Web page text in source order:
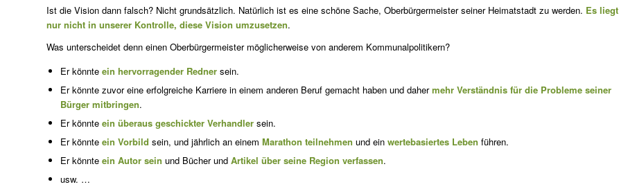
Ist die Vision dann falsch? Nicht grundsätzlich. Natürlich ist es eine schöne Sache, Oberbürgermeister seiner Heimatstadt zu werden. Es liegt
nur nicht in unserer Kontrolle, diese Vision umzusetzen.
Was unterscheidet denn einen Oberbürgermeister möglicherweise von anderem Kommunalpolitikern?
Er könnte ein hervorragender Redner sein.
Er könnte zuvor eine erfolgreiche Karriere in einem anderen Be­ruf gemacht haben und dahermehr Verständnis für die Probleme seiner
Bürger mitbringen.
Er könnte ein überaus geschickter Verhandler sein.
Er könnte ein Vorbild sein, und jährlich an einem Marathon teil­nehmen und ein wertebasiertes Leben führen.
Er könnte ein Autor sein und Bücher und Artikel über seine Re­gion verfassen.
usw. …